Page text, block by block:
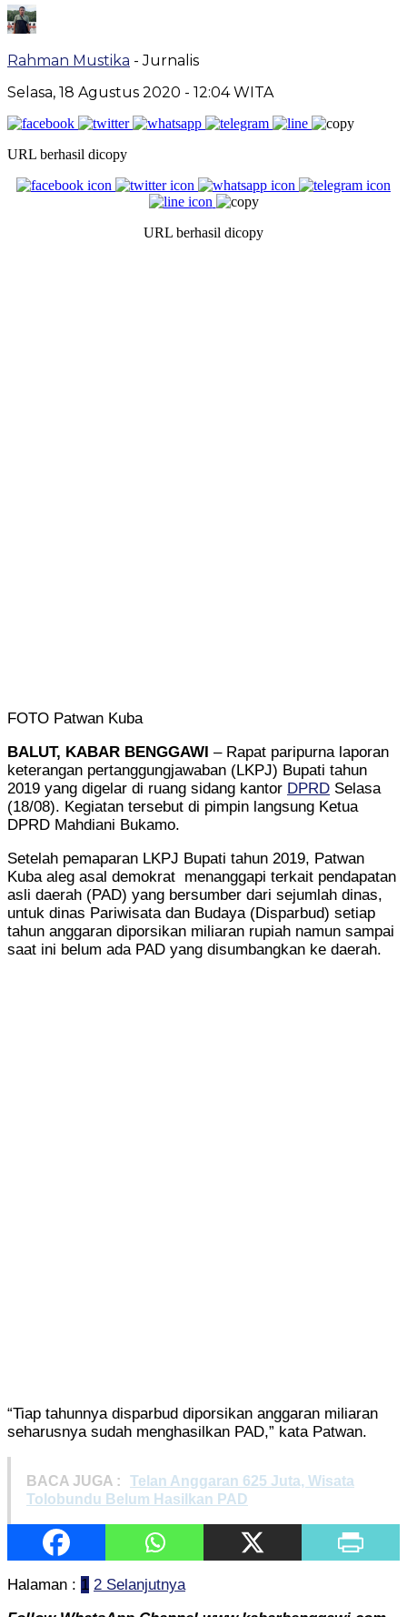
Rahman Mustika - Jurnalis
Selasa, 18 Agustus 2020 - 12:04 WITA
URL berhasil dicopy
URL berhasil dicopy
FOTO Patwan Kuba
BALUT, KABAR BENGGAWI – Rapat paripurna laporan
keterangan pertanggungjawaban (LKPJ) Bupati tahun
2019 yang digelar di ruang sidang kantor DPRD Selasa
(18/08). Kegiatan tersebut di pimpin langsung Ketua
DPRD Mahdiani Bukamo.
Setelah pemaparan LKPJ Bupati tahun 2019, Patwan
Kuba aleg asal demokrat menanggapi terkait pendapatan
asli daerah (PAD) yang bersumber dari sejumlah dinas,
untuk dinas Pariwisata dan Budaya (Disparbud) setiap
tahun anggaran diporsikan miliaran rupiah namun sampai
saat ini belum ada PAD yang disumbangkan ke daerah.
“Tiap tahunnya disparbud diporsikan anggaran miliaran
seharusnya sudah menghasilkan PAD,” kata Patwan.
BACA JUGA :
Telan Anggaran 625 Juta, Wisata
Tolobundu Belum Hasilkan PAD
Halaman : 1 2 Selanjutnya